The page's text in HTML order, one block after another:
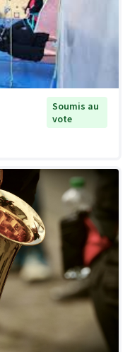
Soumis au
vote